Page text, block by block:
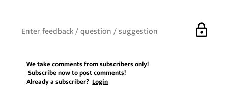
lock
We take comments from subscribers only!
Subscribe nowto post comments!
Already a subscriber?Login